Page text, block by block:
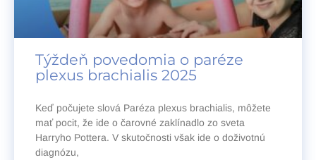
Týždeň povedomia o paréze
plexus brachialis 2025
Keď počujete slová Paréza plexus brachialis, môžete
mať pocit, že ide o čarovné zaklínadlo zo sveta
Harryho Pottera. V skutočnosti však ide o doživotnú
diagnózu,